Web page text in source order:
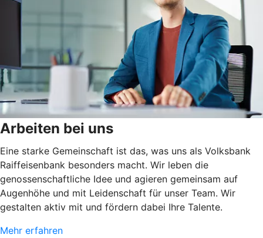
Arbeiten bei uns
Eine starke Gemeinschaft ist das, was uns als Volksbank
Raiffeisenbank besonders macht. Wir leben die
genossenschaftliche Idee und agieren gemeinsam auf
Augenhöhe und mit Leidenschaft für unser Team. Wir
gestalten aktiv mit und fördern dabei Ihre Talente.
Mehr erfahren